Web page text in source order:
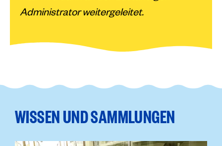
Administrator weitergeleitet.
WISSEN UND SAMMLUNGEN